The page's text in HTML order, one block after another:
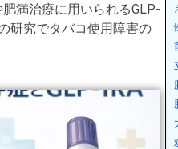
満治療に用いられるGLP-
研究でタバコ使用障害の